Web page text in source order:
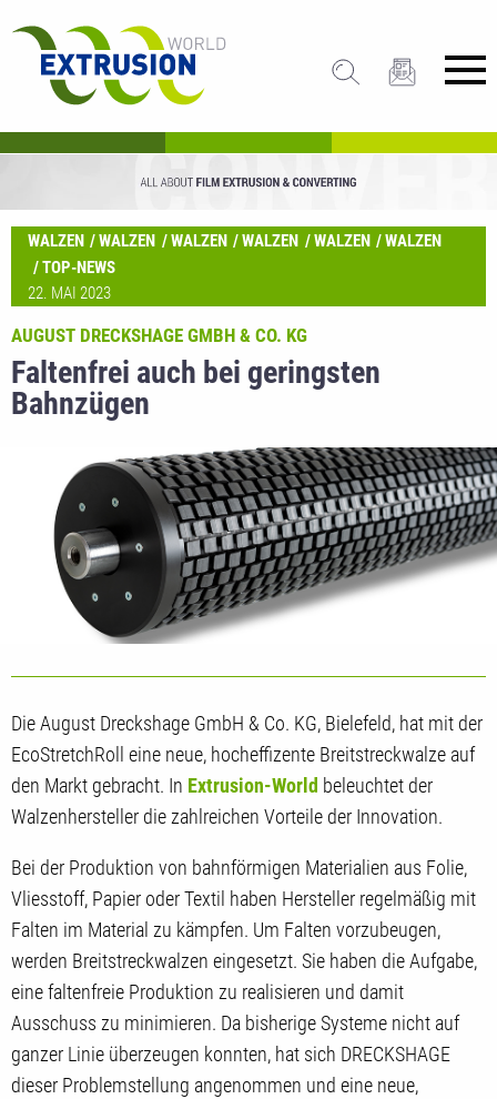
WALZEN WALZEN WALZEN WALZEN WALZEN WALZEN
TOP-NEWS
22. MAI 2023
Faltenfrei auch bei geringsten
Bahnzügen
AUGUST DRECKSHAGE GMBH & CO. KG
Die August Dreckshage GmbH & Co. KG, Bielefeld, hat mit der
EcoStretchRoll eine neue, hocheffizente Breitstreckwalze auf
den Markt gebracht. In Extrusion-World beleuchtet der
Walzenhersteller die zahlreichen Vorteile der Innovation.
Bei der Produktion von bahnförmigen Materialien aus Folie,
Vliesstoff, Papier oder Textil haben Hersteller regelmäßig mit
Falten im Material zu kämpfen. Um Falten vorzubeugen,
werden Breitstreckwalzen eingesetzt. Sie haben die Aufgabe,
eine faltenfreie Produktion zu realisieren und damit
Ausschuss zu minimieren. Da bisherige Systeme nicht auf
ganzer Linie überzeugen konnten, hat sich DRECKSHAGE
dieser Problemstellung angenommen und eine neue,